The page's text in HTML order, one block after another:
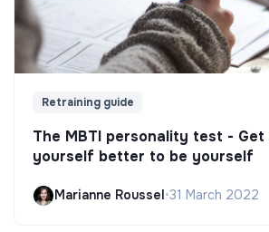
Retraining guide
The MBTI personality test -
yourself better to be yourself
Marianne Roussel •31 March 2022